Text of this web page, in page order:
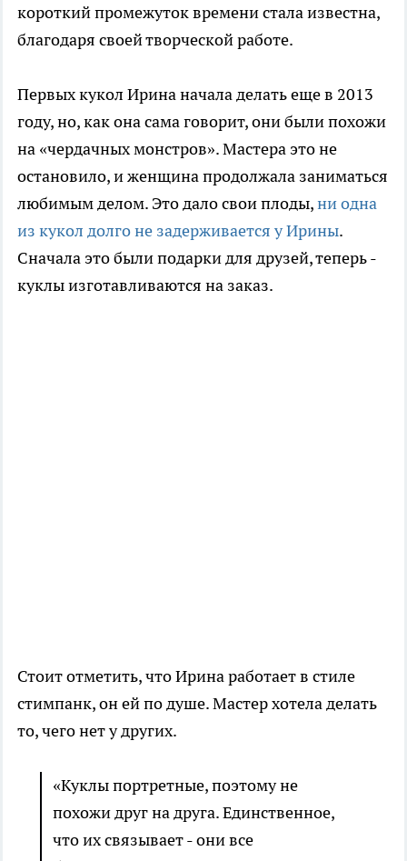
короткий промежуток времени стала известна,
благодаря своей творческой работе.
Первых кукол Ирина начала делать еще в 2013
году, но, как она сама говорит, они были похожи
на «чердачных монстров». Мастера это не
остановило, и женщина продолжала заниматься
любимым делом. Это дало свои плоды,ни одна
из кукол долго не задерживается у Ирины.
Сначала это были подарки для друзей, теперь -
куклы изготавливаются на заказ.
Стоит отметить, что Ирина работает в стиле
стимпанк, он ей по душе. Мастер хотела делать
то, чего нет у других.
«Куклы портретные, поэтому не
похожи друг на друга. Единственное,
что их связывает - они все